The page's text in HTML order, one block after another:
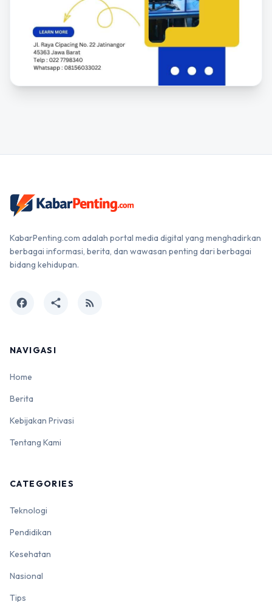
KabarPenting.com adalah portal media digital yang menghadirkan
berbagai informasi, berita, dan wawasan penting dari berbagai
bidang kehidupan.
facebook share rss_feed
NAVIGASI
Home
Berita
Kebijakan Privasi
Tentang Kami
CATEGORIES
Teknologi
Pendidikan
Kesehatan
Nasional
Tips